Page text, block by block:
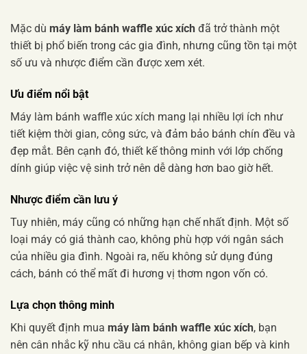
Mặc dù máy làm bánh waffle xúc xích đã trở thành một
thiết bị phổ biến trong các gia đình, nhưng cũng tồn tại một
số ưu và nhược điểm cần được xem xét.
Ưu điểm nổi bật
Máy làm bánh waffle xúc xích mang lại nhiều lợi ích như
tiết kiệm thời gian, công sức, và đảm bảo bánh chín đều và
đẹp mắt. Bên cạnh đó, thiết kế thông minh với lớp chống
dính giúp việc vệ sinh trở nên dễ dàng hơn bao giờ hết.
Nhược điểm cần lưu ý
Tuy nhiên, máy cũng có những hạn chế nhất định. Một số
loại máy có giá thành cao, không phù hợp với ngân sách
của nhiều gia đình. Ngoài ra, nếu không sử dụng đúng
cách, bánh có thể mất đi hương vị thơm ngon vốn có.
Lựa chọn thông minh
Khi quyết định mua máy làm bánh waffle xúc xích, bạn
nên cân nhắc kỹ nhu cầu cá nhân, không gian bếp và kinh